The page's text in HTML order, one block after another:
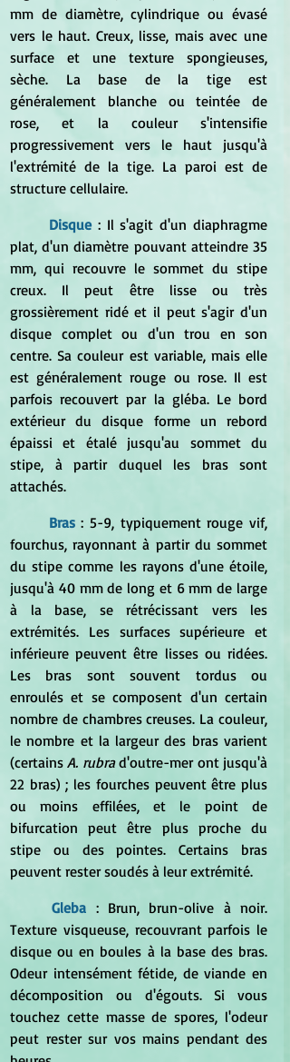
mm de diamètre, cylindrique ou évasé
vers le haut. Creux, lisse, mais avec une
surface et une texture spongieuses,
sèche. La base de la tige est
généralement blanche ou teintée de
rose, et la couleur s'intensifie
progressivement vers le haut jusqu'à
l'extrémité de la tige. La paroi est de
structure cellulaire.
Disque : Il s'agit d'un diaphragme
plat, d'un diamètre pouvant atteindre 35
mm, qui recouvre le sommet du stipe
creux. Il peut être lisse ou très
grossièrement ridé et il peut s'agir d'un
disque complet ou d'un trou en son
centre. Sa couleur est variable, mais elle
est généralement rouge ou rose. Il est
parfois recouvert par la gléba. Le bord
extérieur du disque forme un rebord
épaissi et étalé jusqu'au sommet du
stipe, à partir duquel les bras sont
attachés.
Bras : 5-9, typiquement rouge vif,
fourchus, rayonnant à partir du sommet
du stipe comme les rayons d'une étoile,
jusqu'à 40 mm de long et 6 mm de large
à la base, se rétrécissant vers les
extrémités. Les surfaces supérieure et
inférieure peuvent être lisses ou ridées.
Les bras sont souvent tordus ou
enroulés et se composent d'un certain
nombre de chambres creuses. La couleur,
le nombre et la largeur des bras varient
(certains A. rubra d'outre-mer ont jusqu'à
22 bras) ; les fourches peuvent être plus
ou moins effilées, et le point de
bifurcation peut être plus proche du
stipe ou des pointes. Certains bras
peuvent rester soudés à leur extrémité.
Gleba : Brun, brun-olive à noir.
Texture visqueuse, recouvrant parfois le
disque ou en boules à la base des bras.
Odeur intensément fétide, de viande en
décomposition ou d'égouts. Si vous
touchez cette masse de spores, l'odeur
peut rester sur vos mains pendant des